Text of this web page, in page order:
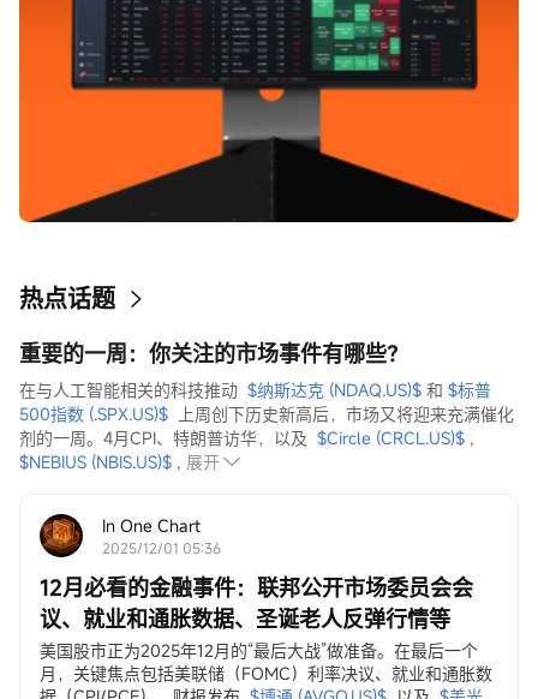
热点话题
重要的一周：你关注的市场事件有哪些？
在与人工智能相关的科技推动 $纳斯达克 (NDAQ.US)$ 和 $标普
500指数 (.SPX.US)$
  上周创下历史新高后，市场又将迎来充满催化
剂的一周。4月CPI、特朗普访华，以及 $Circle (CRCL.US)$
$NEBIUS (NBIS.US)$ , 展开
In One Chart
2025/12/01 05:36
12月必看的金融事件：联邦公开市场委员会会
议、就业和通胀数据、圣诞老人反弹行情等
美国股市正为2025年12月的“最后大战”做准备。在最后一个
月，关键焦点包括美联储（FOMC）利率决议、就业和通胀数